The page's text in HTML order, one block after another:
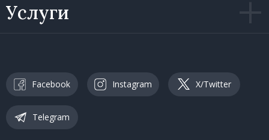
Услуги
Facebook Instagram X/Twitter
Telegram